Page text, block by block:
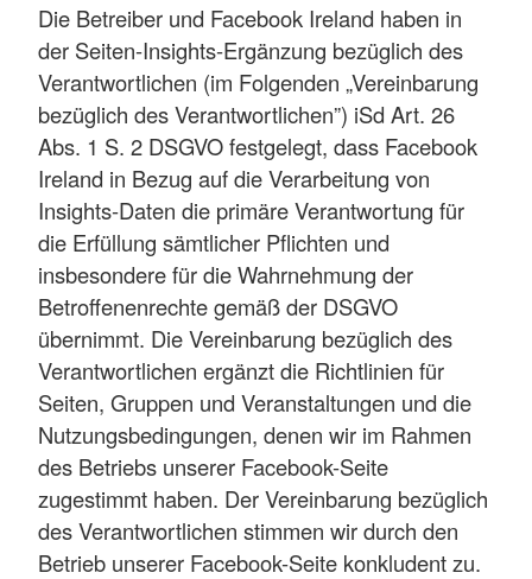
Die Betreiber und Facebook Ireland haben in
der Seiten-Insights-Ergänzung bezüglich des
Verantwortlichen (im Folgenden „Vereinbarung
bezüglich des Verantwortlichen”) iSd Art. 26
Abs. 1 S. 2 DSGVO festgelegt, dass Facebook
Ireland in Bezug auf die Verarbeitung von
Insights-Daten die primäre Verantwortung für
die Erfüllung sämtlicher Pflichten und
insbesondere für die Wahrnehmung der
Betroffenenrechte gemäß der DSGVO
übernimmt. Die Vereinbarung bezüglich des
Verantwortlichen ergänzt die Richtlinien für
Seiten, Gruppen und Veranstaltungen und die
Nutzungsbedingungen, denen wir im Rahmen
des Betriebs unserer Facebook-Seite
zugestimmt haben. Der Vereinbarung bezüglich
des Verantwortlichen stimmen wir durch den
Betrieb unserer Facebook-Seite konkludent zu.